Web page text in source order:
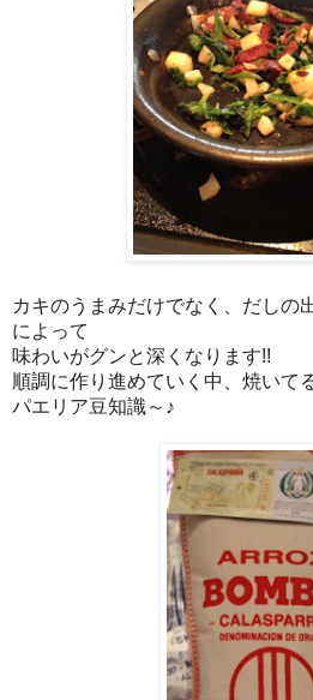
カキのうまみだけでなく、だしの
によって
味わいがグンと深くなります!!
順調に作り進めていく中、焼いて
パエリア豆知識～♪